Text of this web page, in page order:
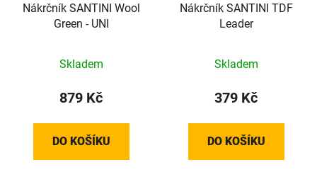
Nákrčník SANTINI Wool
Green - UNI
Skladem
879 Kč
DO KOŠÍKU
Nákrčník SANTINI TDF
Leader
Skladem
379 Kč
DO KOŠÍKU